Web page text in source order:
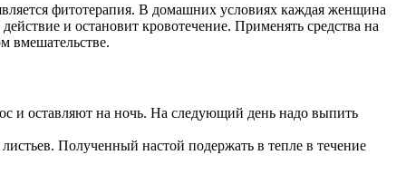
фитотерапия. В домашних условиях каждая женщина
и остановит кровотечение. Применять средства на
вмешательстве.
и оставляют на ночь. На следующий день надо выпить
Полученный настой подержать в тепле в течение